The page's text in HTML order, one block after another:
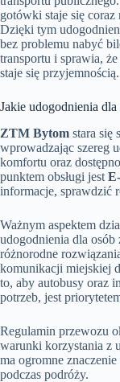
gotówki staje się coraz
Dzięki tym
bez problemu nabyć
transportu i sprawia, że
staje się przyjemnością.
Jakie udogodnienia
ZTM Bytom stara się
wprowadzając szereg
komfortu oraz
punktem obsługi jest
informacje, sprawdzić
Ważnym aspektem
udogodnienia dla osób
różnorodne
komunikacji miejskiej
to, aby autobusy oraz
potrzeb, jest
Regulamin przewozu
warunki korzystania z
ma ogromne
podczas podróży.